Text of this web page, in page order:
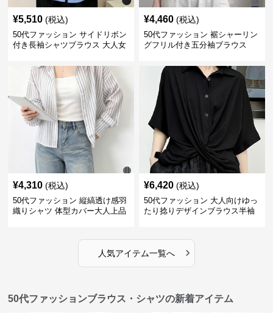
¥5,510 (税込)
50代ファッション サイドリボン
付き長袖シャツブラウス 大人女
¥4,460 (税込)
50代ファッション 裾シャーリン
グフリル付き五分袖ブラウス
¥4,310 (税込)
50代ファッション 縦縞透け感羽
織りシャツ 体型カバー大人上品
¥6,420 (税込)
50代ファッション 大人向けゆっ
たり捻りデザインブラウス半袖
人気アイテム一覧へ ›
50代ファッションブラウス・シャツの新着アイテム